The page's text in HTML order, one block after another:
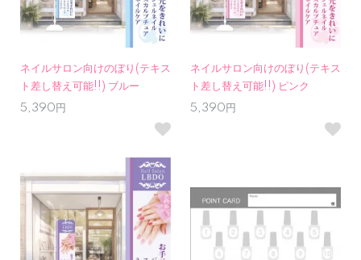
ネイルサロン向けのぼり(テキス
ト差し替え可能!!) ブルー
5,390円
ネイルサロン向けのぼり(テキス
ト差し替え可能!!) ピンク
5,390円